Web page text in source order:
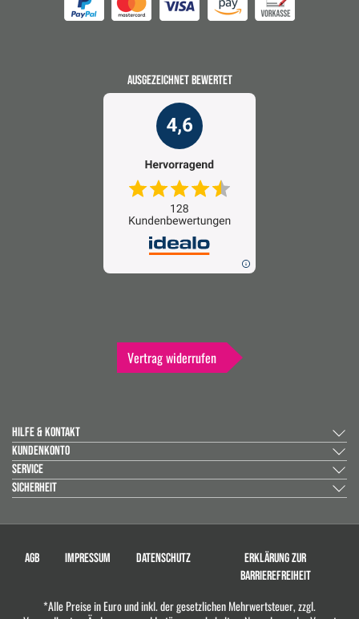
AUSGEZEICHNET BEWERTET
Vertrag widerrufen
HILFE & KONTAKT
KUNDENKONTO
SERVICE
SICHERHEIT
AGB IMPRESSUM DATENSCHUTZ
ERKLÄRUNG ZUR
BARRIEREFREIHEIT
*Alle Preise in Euro und inkl. der gesetzlichen Mehrwertsteuer, zzgl.